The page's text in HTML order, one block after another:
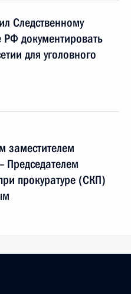
Следственному
РФ документировать
для уголовного
заместителем
Председателем
прокуратуре (СКП)